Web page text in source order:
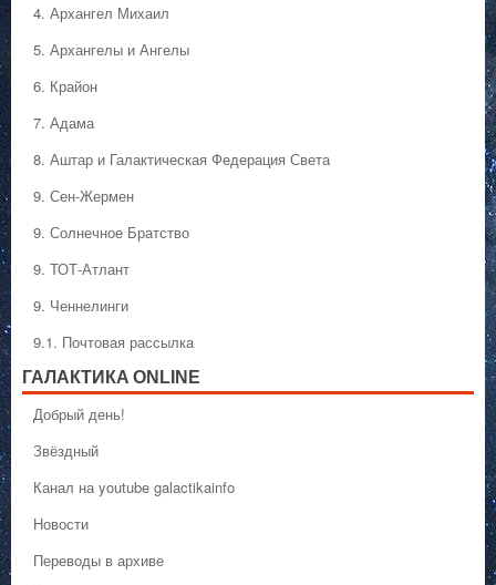
4. Архангел Михаил
5. Архангелы и Ангелы
6. Крайон
7. Адама
8. Аштар и Галактическая Федерация Света
9. Сен-Жермен
9. Солнечное Братство
9. ТОТ-Атлант
9. Ченнелинги
9.1. Почтовая рассылка
ГАЛАКТИКA ONLINE
Добрый день!
Звёздный
Канал на youtube galactikainfo
Новости
Переводы в архиве